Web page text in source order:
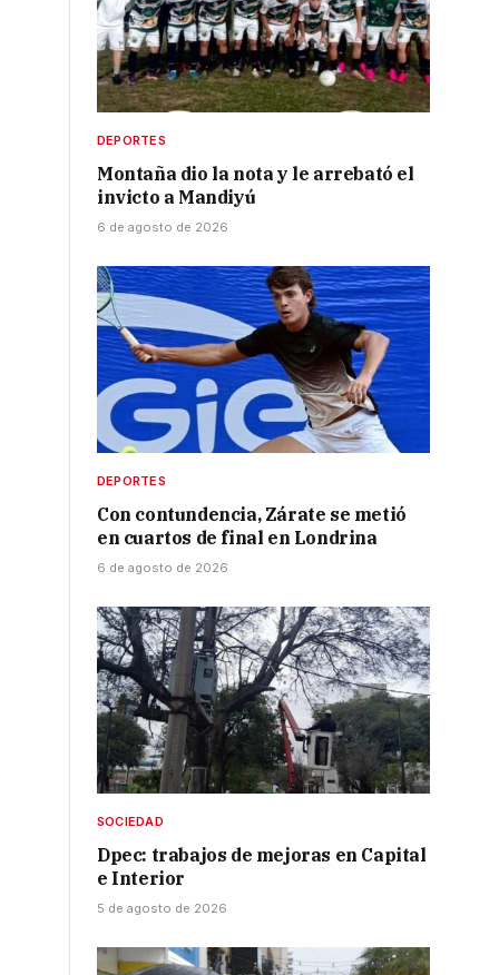
DEPORTES
Montaña dio la nota y le arrebató el
invicto a Mandiyú
6 de agosto de 2026
DEPORTES
Con contundencia, Zárate se metió
en cuartos de final en Londrina
6 de agosto de 2026
SOCIEDAD
Dpec: trabajos de mejoras en Capital
e Interior
5 de agosto de 2026